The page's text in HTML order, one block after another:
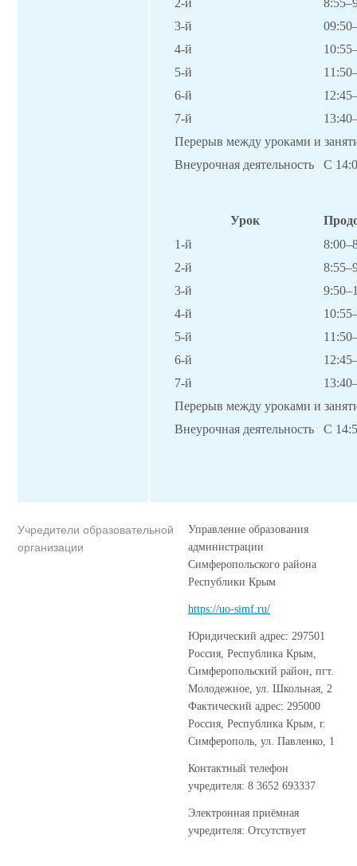
2-й
3-й
4-й
5-й
6-й
7-й
Перерыв между уроками и
Внеурочная деятельность
С
Урок
1-й
2-й
3-й
4-й
5-й
6-й
7-й
Перерыв между уроками и
Внеурочная деятельность
С
Учредители образовательной
организации
Управление образования
администрации
Симферопольского района
Республики Крым
https://uo-simf.ru/
Юридический адрес: 297501
Россия, Республика Крым,
Симферопольский район, пгт.
Молодежное, ул. Школьная, 2
Фактический адрес: 295000
Россия, Республика Крым, г.
Симферополь, ул. Павленко, 1
Контактный телефон
учредителя: 8 3652 693337
Электронная приёмная
учредителя: Отсутствует